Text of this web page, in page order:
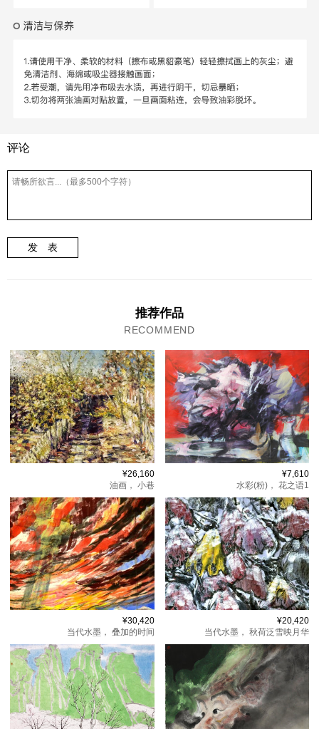
评论
发 表
推荐作品
RECOMMEND
¥26,160
油画， 小巷
¥7,610
水彩(粉)， 花之语1
¥30,420
当代水墨， 叠加的时间
¥20,420
当代水墨， 秋荷泛雪映月华